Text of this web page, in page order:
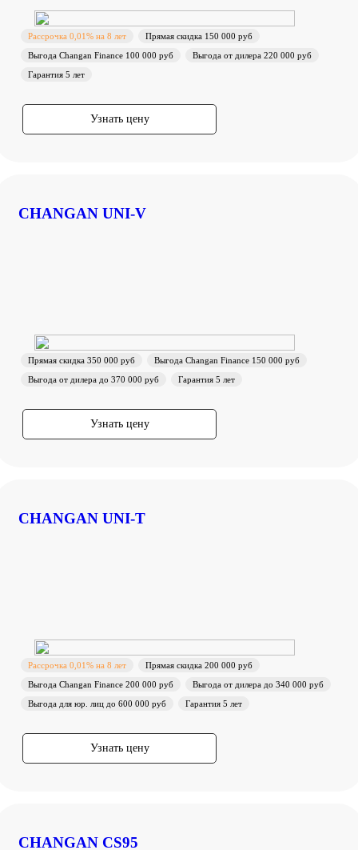
Рассрочка 0,01% на 8 лет
Прямая скидка 150 000 руб
Выгода Changan Finance 100 000 руб
Выгода от дилера 220 000 руб
Гарантия 5 лет
Узнать цену
CHANGAN UNI-V
Прямая скидка 350 000 руб
Выгода Changan Finance 150 000 руб
Выгода от дилера до 370 000 руб
Гарантия 5 лет
Узнать цену
CHANGAN UNI-T
Рассрочка 0,01% на 8 лет
Прямая скидка 200 000 руб
Выгода Changan Finance 200 000 руб
Выгода от дилера до 340 000 руб
Выгода для юр. лиц до 600 000 руб
Гарантия 5 лет
Узнать цену
CHANGAN CS95